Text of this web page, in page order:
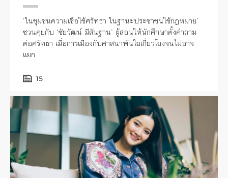
‘ในชุมชนความเชื่อใช้ศรัทธา ในฐานะประชาชนใช้กฎหมาย’
ชวนคุยกับ ‘ชัยวัฒน์ มีสันฐาน’ ผู้สอนให้นักศึกษาตั้งคำถาม
ต่อศรัทธา เมื่อการเมืองกับศาสนาพันใยเกี่ยวโยงจนไม่อาจ
แยก
15